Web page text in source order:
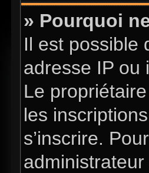
» Pourquoi
Il est possible
adresse IP ou
Le
les
s’inscrire.